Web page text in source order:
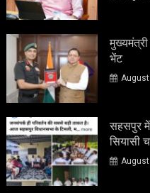
भेंट
सहसपुर में
सियासी